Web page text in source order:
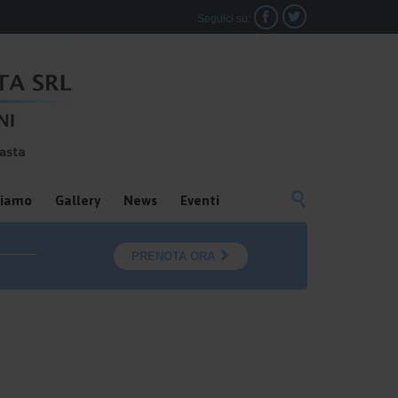
Seguici su:  
Gallery News Eventi 
PRENOTA ORA 